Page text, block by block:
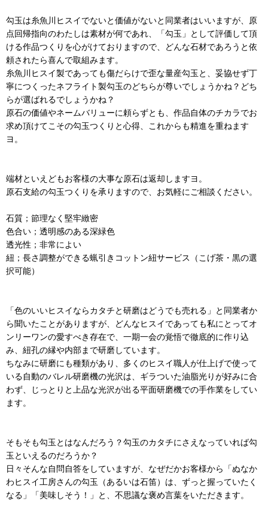
勾玉は糸魚川ヒスイでないと価値がないと同業者はいいますが、原
点回帰指向のわたしは素材が何であれ、「勾玉」として評価して頂
ける作品つくりを心がけておりますので、どんな石材であろうと依
頼されたら喜んで取組みます。
糸魚川ヒスイ製であっても傷だらけで歪な量産勾玉と、妥協せず丁
寧につくったネフライト製勾玉のどちらが尊いでしょうかね？どち
らが選ばれるでしょうかね？
原石の価値やネームバリューに頼らずとも、作品自体のチカラでお
求め頂けてこその勾玉つくりと心得、これからも精進を重ねます
ヨ。
端材といえどもお客様の大事な原石は返却しますヨ。
原石支給の勾玉つくりを承りますので、お気軽にご相談ください。
石質；節理なく堅牢緻密
色合い；透明感のある深緑色
透光性；非常によい
紐；長さ調整ができる蝋引きコットン紐サービス（こげ茶・黒の選
択可能）
「色のいいヒスイならカタチと研磨はどうでも売れる」と同業者か
ら聞いたことがありますが、どんなヒスイであっても私にとってオ
ンリーワンの愛すべき存在で、一期一会の覚悟で徹底的に作り込
み、紐孔の縁や内部まで研磨しています。
ちなみに研磨にも種類があり、多くのヒスイ職人が仕上げで使って
いる自動のバレル研磨機の光沢は、ギラついた油脂光りが好みに合
わず、じっとりと上品な光沢が出る平面研磨機での手作業をしてい
ます。
そもそも勾玉とはなんだろう？勾玉のカタチにさえなっていれば勾
玉といえるのだろうか？
日々そんな自問自答をしていますが、なぜだかお客様から「ぬなか
わヒスイ工房さんの勾玉（あるいは石笛）は、ずっと握っていたく
なる」「美味しそう！」と、不思議な褒め言葉をいただきます。